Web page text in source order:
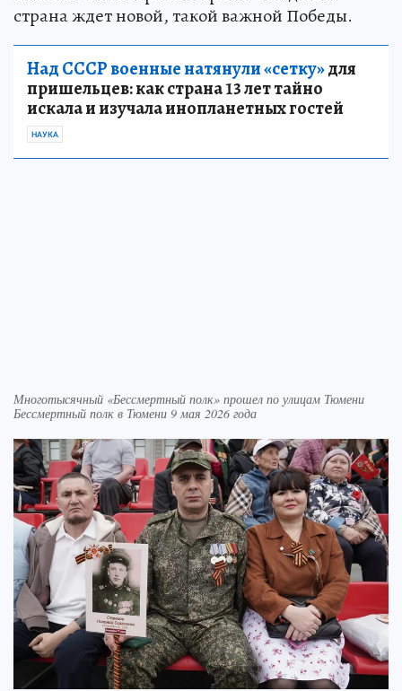
страна ждет новой, такой важной Победы.
Над СССР военные натянули «сетку»для
пришельцев: как страна 13 лет тайно
искала и изучала инопланетных гостей
НАУКА
Многотысячный «Бессмертный полк» прошел по улицам Тюмени
Бессмертный полк в Тюмени 9 мая 2026 года